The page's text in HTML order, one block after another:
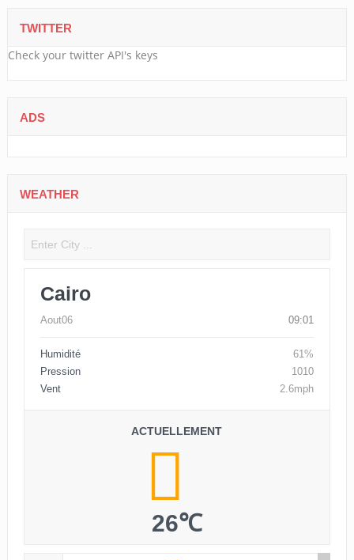
TWITTER
Check your twitter API's keys
ADS
WEATHER
Cairo
Aout06 09:01
Humidité
61%
Pression
1010
Vent
2.6mph
ACTUELLEMENT
26℃